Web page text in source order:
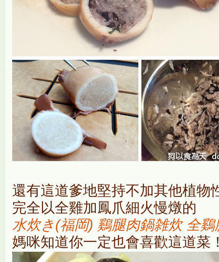
還有這道爹地堅持不加其他植物
完全以全雞加鳳爪細火慢燉的
水炊き(福岡) 鷄腿肉鍋雑炊 全
媽咪知道你一定也會喜歡這道菜